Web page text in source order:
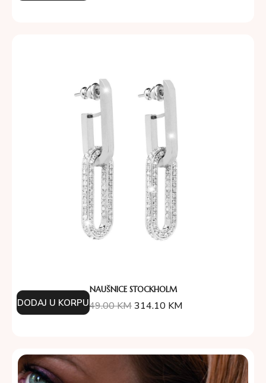
NAUŠNICE STOCKHOLM
349.00KM314.10 KM
DODAJ U KORPU